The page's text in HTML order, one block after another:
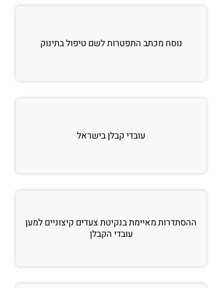
נוסח מכתב התפטרות לשם טיפול בתינוק
עובדי קבלן בישראל
ההסתדרות מאיימת בנקיטת צעדים קיצוניים למען
עובדי הקבלן